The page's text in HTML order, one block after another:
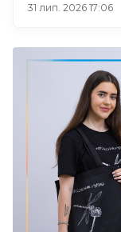
31 лип. 2026 17:06